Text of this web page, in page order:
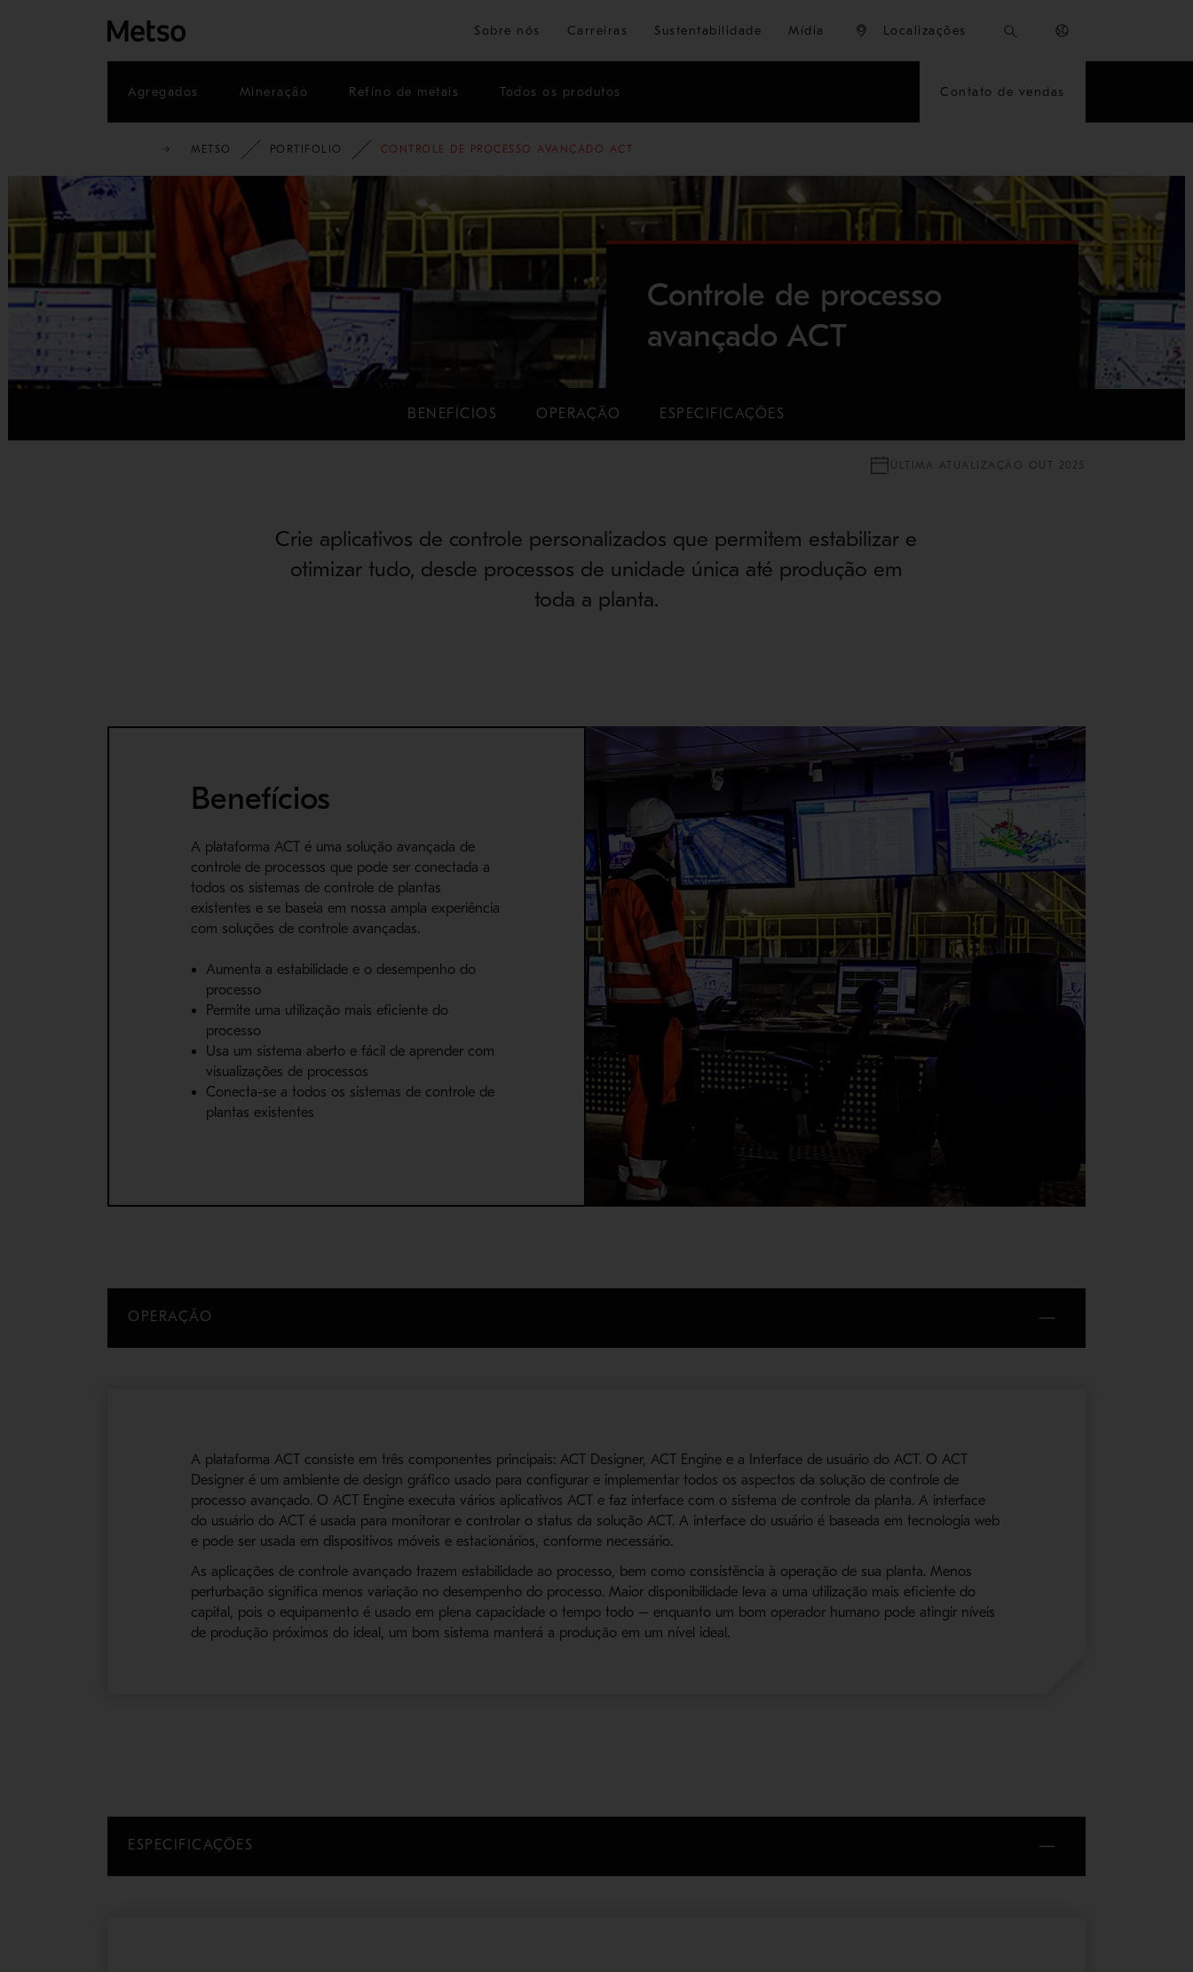
Ir para o conteúdo principal
Sobre nós Carreiras Sustentabilidade Mídia Localizações
Agregados Mineração Refino de metais Todos os produtos Contato de vendas
METSO PORTIFOLIO CONTROLE DE PROCESSO AVANÇADO ACT
Controle de processo
avançado ACT
BENEFÍCIOS OPERAÇÃO ESPECIFICAÇÕES
ÚLTIMA ATUALIZAÇÃO OUT 2025
Crie aplicativos de controle personalizados que permitem estabilizar e
otimizar tudo, desde processos de unidade única até produção em
toda a planta.
Benefícios
A plataforma ACT é uma solução avançada de
controle de processos que pode ser conectada a
todos os sistemas de controle de plantas
existentes e se baseia em nossa ampla experiência
com soluções de controle avançadas.
Aumenta a estabilidade e o desempenho do
processo
Permite uma utilização mais eficiente do
processo
Usa um sistema aberto e fácil de aprender com
visualizações de processos
Conecta-se a todos os sistemas de controle de
plantas existentes
OPERAÇÃO
A plataforma ACT consiste em três componentes principais: ACT Designer, ACT Engine e a Interface de usuário do ACT. O ACT
Designer é um ambiente de design gráfico usado para configurar e implementar todos os aspectos da solução de controle de
processo avançado. O ACT Engine executa vários aplicativos ACT e faz interface com o sistema de controle da planta. A interface
do usuário do ACT é usada para monitorar e controlar o status da solução ACT. A interface do usuário é baseada em tecnologia web
e pode ser usada em dispositivos móveis e estacionários, conforme necessário.
As aplicações de controle avançado trazem estabilidade ao processo, bem como consistência à operação de sua planta. Menos
perturbação significa menos variação no desempenho do processo. Maior disponibilidade leva a uma utilização mais eficiente do
capital, pois o equipamento é usado em plena capacidade o tempo todo – enquanto um bom operador humano pode atingir níveis
de produção próximos do ideal, um bom sistema manterá a produção em um nível ideal.
ESPECIFICAÇÕES